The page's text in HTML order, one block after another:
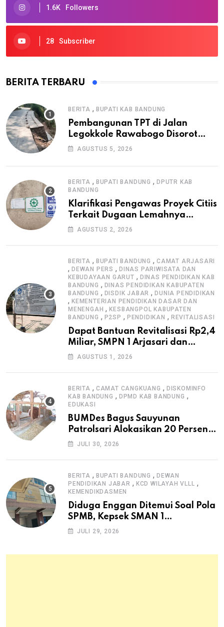
1.6K Followers
28 Subscriber
BERITA TERBARU
BERITA , BUPATI KAB BANDUNG
Pembangunan TPT di Jalan
Legokkole Rawabogo Disorot
Warga, Selesai Tanpa Papan
AGUSTUS 5, 2026
BERITA , BUPATI BANDUNG ,DPUTR KAB
BANDUNG
Klarifikasi Pengawas Proyek Citiis
Terkait Dugaan Lemahnya
Pengawasan K3
AGUSTUS 2, 2026
BERITA , BUPATI BANDUNG ,CAMAT ARJASARI
, DEWAN PERS , DINAS PARIWISATA DAN
KEBUDAYAAN GARUT , DINAS PENDIDIKAN KAB
BANDUNG , DINAS PENDIDIKAN KABUPATEN
BANDUNG , DISDIK JABAR ,DUNIA PENDIDIKAN
, KEMENTERIAN PENDIDIKAN DASAR DAN
MENENGAH ,KESBANGPOL KABUPATEN
BANDUNG , P2SP , PENDIDIKAN , REVITALISASI
Dapat Bantuan Revitalisasi Rp2,4
Miliar, SMPN 1 Arjasari dan
Masyarakat Sambut Antusias
AGUSTUS 1, 2026
BERITA , CAMAT CANGKUANG , DISKOMINFO
KAB BANDUNG , DPMD KAB BANDUNG ,
EDUKASI
BUMDes Bagus Sauyunan
Patrolsari Alokasikan 20 Persen
Dana Desa untuk Ketahanan
JULI 30, 2026
BERITA , BUPATI BANDUNG ,DEWAN
PENDIDIKAN JABAR , KCD WILAYAH VLLL ,
KEMENDIKDASMEN
Diduga Enggan Ditemui Soal Pola
SPMB, Kepsek SMAN 1
Dayeuhkolot Dikeluhkan Orang
JULI 29, 2026